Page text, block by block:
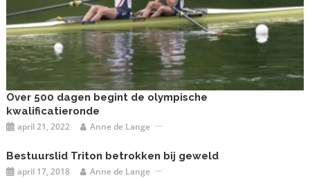
Over 500 dagen begint de olympische
kwalificatieronde
april 21, 2022 Anne de Lange
Bestuurslid Triton betrokken bij geweld
april 17, 2018 Anne de Lange